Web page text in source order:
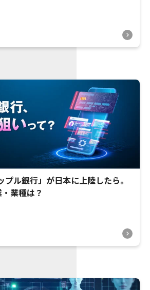
プル銀行」が日本に上陸したら。
業種は？